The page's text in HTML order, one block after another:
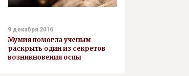
9 декабря 2016
Мумия помогла ученым
раскрыть один из секретов
возникновения оспы